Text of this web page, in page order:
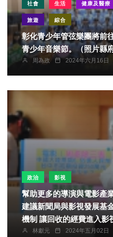
社會 生活 健康及醫療
旅遊 綜合
彰化青少年管弦樂團將前
青少年音樂節。（照片
周為政 2024年六月16日
政治 影視
幫助更多的導演與電影產業 國民黨台中市議員
建議新聞局與影視發展基
機制 讓回收的經費進入影視發展基金 挹注基金規
模
林獻元 2024年五月02日